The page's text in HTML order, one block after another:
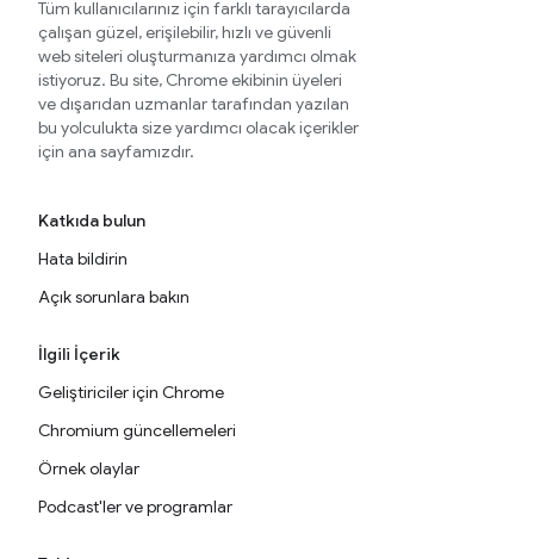
Tüm kullanıcılarınız için farklı tarayıcılarda
çalışan güzel, erişilebilir, hızlı ve güvenli
web siteleri oluşturmanıza yardımcı olmak
istiyoruz. Bu site, Chrome ekibinin üyeleri
ve dışarıdan uzmanlar tarafından yazılan
bu yolculukta size yardımcı olacak içerikler
için ana sayfamızdır.
Katkıda bulun
Hata bildirin
Açık sorunlara bakın
İlgili İçerik
Geliştiriciler için Chrome
Chromium güncellemeleri
Örnek olaylar
Podcast'ler ve programlar